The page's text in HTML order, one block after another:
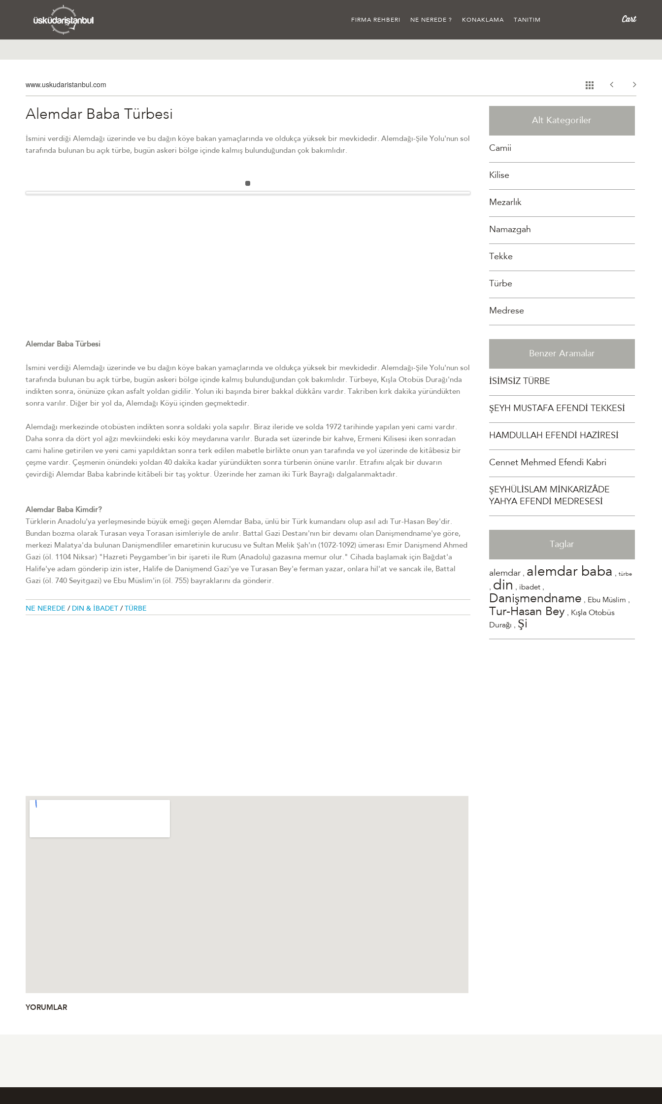
FIRMA REHBERI NE NEREDE ? KONAKLAMA TANITIM
www.uskudaristanbul.com
Alemdar Baba Türbesi
İsmini verdiği Alemdağı üzerinde ve bu dağın köye bakan yamaçlarında ve oldukça yüksek bir mevkidedir. Alemdağı-Şile Yolu'nun sol
tarafında bulunan bu açık türbe, bugün askeri bölge içinde kalmış bulunduğundan çok bakımlıdır.
Alemdar Baba Türbesi
İsmini verdiği Alemdağı üzerinde ve bu dağın köye bakan yamaçlarında ve oldukça yüksek bir mevkidedir. Alemdağı-Şile Yolu'nun sol
tarafında bulunan bu açık türbe, bugün askeri bölge içinde kalmış bulunduğundan çok bakımlıdır. Türbeye, Kışla Otobüs Durağı'nda
indikten sonra, önünüze çıkan asfalt yoldan gidilir. Yolun iki başında birer bakkal dükkânı vardır. Takriben kırk dakika yüründükten
sonra varılır. Diğer bir yol da, Alemdağı Köyü içinden geçmektedir.
Alemdağı merkezinde otobüsten indikten sonra soldaki yola sapılır. Biraz ileride ve solda 1972 tarihinde yapılan yeni cami vardır.
Daha sonra da dört yol ağzı mevkiindeki eski köy meydanına varılır. Burada set üzerinde bir kahve, Ermeni Kilisesi iken sonradan
cami haline getirilen ve yeni cami yapıldıktan sonra terk edilen mabetle birlikte onun yan tarafında ve yol üzerinde de kitâbesiz bir
çeşme vardır. Çeşmenin önündeki yoldan 40 dakika kadar yüründükten sonra türbenin önüne varılır. Etrafını alçak bir duvarın
çevirdiği Alemdar Baba kabrinde kitâbeli bir taş yoktur. Üzerinde her zaman iki Türk Bayrağı dalgalanmaktadır.
Alemdar Baba Kimdir?
Türklerin Anadolu'ya yerleşmesinde büyük emeği geçen Alemdar Baba, ünlü bir Türk kumandanı olup asıl adı Tur-Hasan Bey'dir.
Bundan bozma olarak Turasan veya Torasan isimleriyle de anılır. Battal Gazi Destanı'nın bir devamı olan Danişmendname'ye göre,
merkezi Malatya'da bulunan Danişmendliler emaretinin kurucusu ve Sultan Melik Şah'ın (1072-1092) ümerası Emir Danişmend Ahmed
Gazi (öl. 1104 Niksar) "Hazreti Peygamber'in bir işareti ile Rum (Anadolu) gazasına memur olur." Cihada başlamak için Bağdat'a
Halife'ye adam gönderip izin ister, Halife de Danişmend Gazi'ye ve Turasan Bey'e ferman yazar, onlara hil'at ve sancak ile, Battal
Gazi (öl. 740 Seyitgazi) ve Ebu Müslim'in (öl. 755) bayraklarını da gönderir.
NE NEREDE / DIN & İBADET / TÜRBE
YORUMLAR
Alt Kategoriler
Camii
Kilise
Mezarlık
Namazgah
Tekke
Türbe
Medrese
Benzer Aramalar
İSİMSİZ TÜRBE
ŞEYH MUSTAFA EFENDİ TEKKESİ
HAMDULLAH EFENDİ HAZİRESİ
Cennet Mehmed Efendi Kabri
ŞEYHÜLİSLAM MİNKARİZÂDE
YAHYA EFENDİ MEDRESESİ
Taglar
alemdar , alemdar baba ,türbe
, din , ibadet ,
Danişmendname , Ebu Müslim ,
Tur-Hasan Bey , Kışla Otobüs
Durağı , Şi